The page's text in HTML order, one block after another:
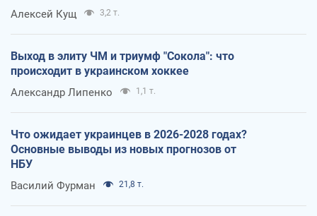
Алексей Кущ 3,2 т.
Выход в элиту ЧМ и триумф "Сокола": что
происходит в украинском хоккее
Александр Липенко 1,1 т.
Что ожидает украинцев в 2026-2028 годах?
Основные выводы из новых прогнозов от
НБУ
Василий Фурман 21,8 т.